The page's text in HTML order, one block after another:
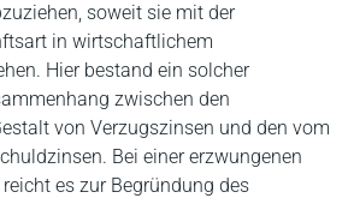
soweit sie mit der
in wirtschaftlichem
Hier bestand ein solcher
zwischen den
von Verzugszinsen und den vom
Bei einer erzwungenen
es zur Begründung des